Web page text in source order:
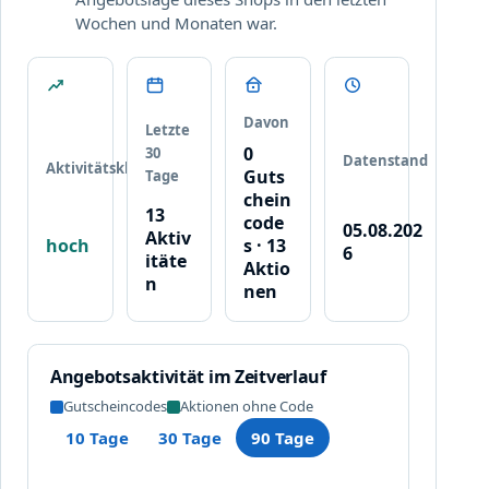
c
h
r
I
h
n
e
n
p
l
k
o
b
Wochen und Monaten war.
Aktivitätsklasse
hoch
Letzte
30
Tage
13
Aktiv
itäte
n
Davon
0
Guts
chein
code
s · 13
Aktio
nen
Datenstand
05.08.202
6
Angebotsaktivität im Zeitverlauf
Gutscheincodes Aktionen ohne Code
10 Tage 30 Tage 90 Tage